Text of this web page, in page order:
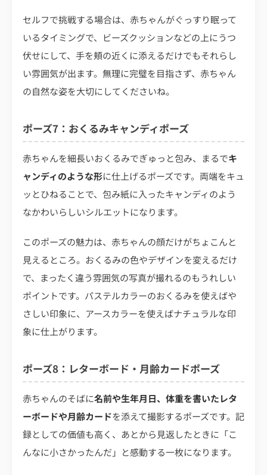
セルフで挑戦する場合は、赤ちゃんがぐっすり眠って
いるタイミングで、ビーズクッションなどの上にうつ
伏せにして、手を頬の近くに添えるだけでもそれらし
い雰囲気が出ます。無理に完璧を目指さず、赤ちゃん
の自然な姿を大切にしてくださいね。
ポーズ7：おくるみキャンディポーズ
赤ちゃんを細長いおくるみでぎゅっと包み、まるでキ
ャンディのような形に仕上げるポーズです。両端をキュ
ッとひねることで、包み紙に入ったキャンディのよう
なかわいらしいシルエットになります。
このポーズの魅力は、赤ちゃんの顔だけがちょこんと
見えるところ。おくるみの色やデザインを変えるだけ
で、まったく違う雰囲気の写真が撮れるのもうれしい
ポイントです。パステルカラーのおくるみを使えばや
さしい印象に、アースカラーを使えばナチュラルな印
象に仕上がります。
ポーズ8：レターボード・月齢カードポーズ
赤ちゃんのそばに名前や生年月日、体重を書いたレタ
ーボードや月齢カードを添えて撮影するポーズです。記
録としての価値も高く、あとから見返したときに「こ
んなに小さかったんだ」と感動する一枚になります。